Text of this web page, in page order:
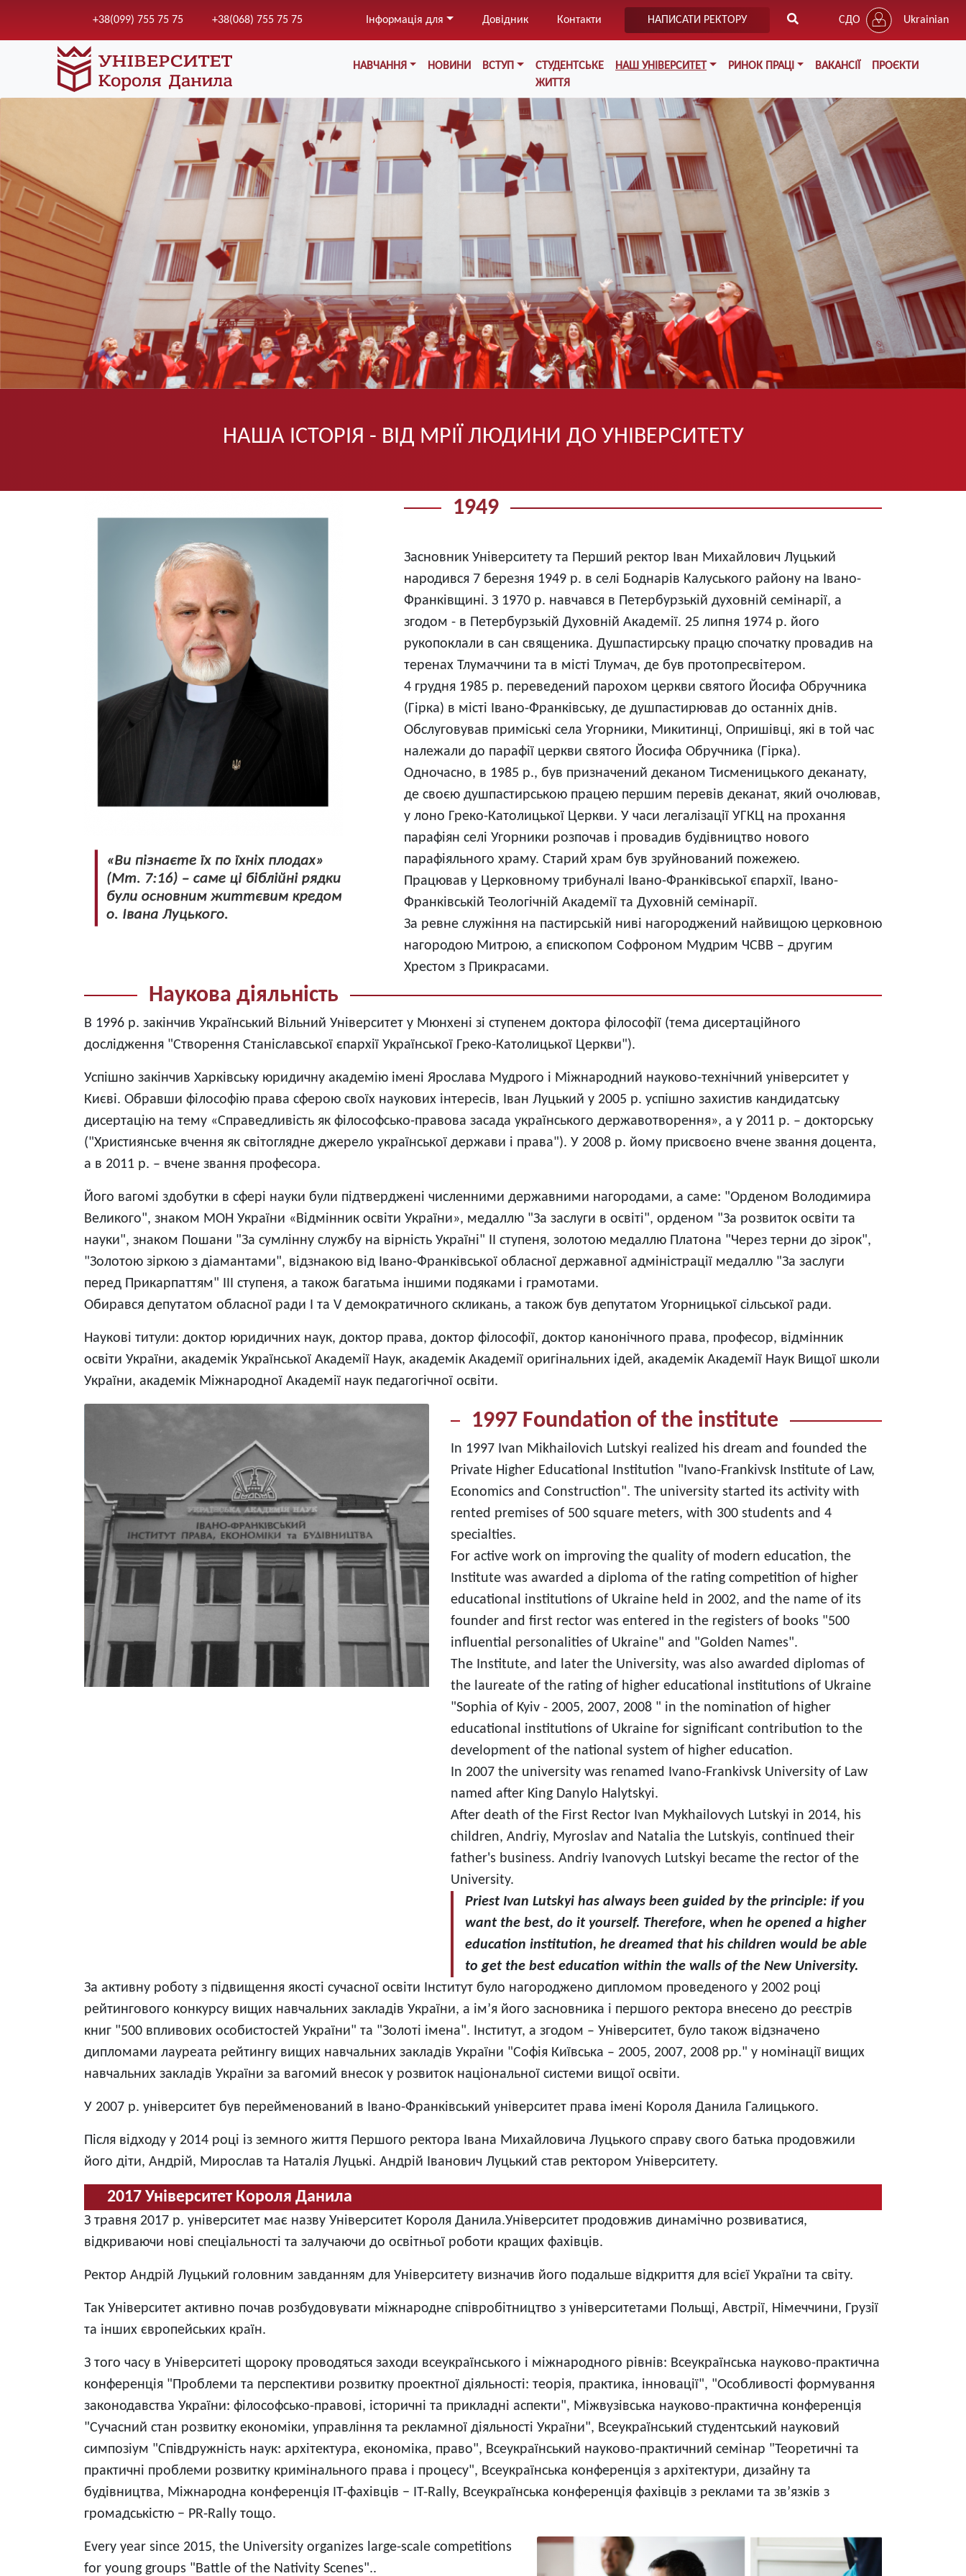
до
основного
вмісту
+38(099) 755 75 75 +38(068) 755 75 75 Інформація для Довідник Контакти НАПИСАТИ РЕКТОРУ СДО Ukrainian
Меню у хедері
НАВЧАННЯ НОВИНИ ВСТУП
СТУДЕНТСЬКЕ
ЖИТТЯ
НАШ УНІВЕРСИТЕТ РИНОК ПРАЦІ ВАКАНСІЇ ПРОЄКТИ
НАША ІСТОРІЯ - ВІД МРІЇ ЛЮДИНИ ДО УНІВЕРСИТЕТУ
Image
1949
Засновник Університету та Перший ректор Іван Михайлович Луцький
народився 7 березня 1949 р. в селі Боднарів Калуського району на Івано-
Франківщині. З 1970 р. навчався в Петербурзькій духовній семінарії, а
згодом - в Петербурзькій Духовній Академії. 25 липня 1974 р. його
рукопоклали в сан священика. Душпастирську працю спочатку провадив на
теренах Тлумаччини та в місті Тлумач, де був протопресвітером.
4 грудня 1985 р. переведений парохом церкви святого Йосифа Обручника
(Гірка) в місті Івано-Франківську, де душпастирював до останніх днів.
Обслуговував приміські села Угорники, Микитинці, Опришівці, які в той час
належали до парафії церкви святого Йосифа Обручника (Гірка).
Одночасно, в 1985 р., був призначений деканом Тисменицького деканату,
де своєю душпастирською працею першим перевів деканат, який очолював,
у лоно Греко-Католицької Церкви. У часи легалізації УГКЦ на прохання
парафіян селі Угорники розпочав і провадив будівництво нового
парафіяльного храму. Старий храм був зруйнований пожежею.
Працював у Церковному трибуналі Івано-Франківської єпархії, Івано-
Франківській Теологічній Академії та Духовній семінарії.
За ревне служіння на пастирській ниві нагороджений найвищою церковною
нагородою Митрою, а єпископом Софроном Мудрим ЧСВВ – другим
Хрестом з Прикрасами.
Наукова діяльність
В 1996 р. закінчив Український Вільний Університет у Мюнхені зі ступенем доктора філософії (тема дисертаційного
дослідження "Створення Станіславської єпархії Української Греко-Католицької Церкви").
Успішно закінчив Харківську юридичну академію імені Ярослава Мудрого і Міжнародний науково-технічний університет у
Києві. Обравши філософію права сферою своїх наукових інтересів, Іван Луцький у 2005 р. успішно захистив кандидатську
дисертацію на тему «Справедливість як філософсько-правова засада українського державотворення», а у 2011 р. – докторську
("Християнське вчення як світоглядне джерело української держави і права"). У 2008 р. йому присвоєно вчене звання доцента,
а в 2011 р. – вчене звання професора.
Його вагомі здобутки в сфері науки були підтверджені численними державними нагородами, а саме: "Орденом Володимира
Великого", знаком МОН України «Відмінник освіти України», медаллю "За заслуги в освіті", орденом "За розвиток освіти та
науки", знаком Пошани "За сумлінну службу на вірність Україні" II ступеня, золотою медаллю Платона "Через терни до зірок",
"Золотою зіркою з діамантами", відзнакою від Івано-Франківської обласної державної адміністрації медаллю "За заслуги
перед Прикарпаттям" ІІІ ступеня, а також багатьма іншими подяками і грамотами.
Обирався депутатом обласної ради І та V демократичного скликань, а також був депутатом Угорницької сільської ради.
Наукові титули: доктор юридичних наук, доктор права, доктор філософії, доктор канонічного права, професор, відмінник
освіти України, академік Української Академії Наук, академік Академії оригінальних ідей, академік Академії Наук Вищої школи
України, академік Міжнародної Академії наук педагогічної освіти.
1997 Foundation of the institute
In 1997 Ivan Mikhailovich Lutskyi realized his dream and founded the
Private Higher Educational Institution "Ivano-Frankivsk Institute of Law,
Economics and Construction". The university started its activity with
rented premises of 500 square meters, with 300 students and 4
specialties.
For active work on improving the quality of modern education, the
Institute was awarded a diploma of the rating competition of higher
educational institutions of Ukraine held in 2002, and the name of its
founder and first rector was entered in the registers of books "500
influential personalities of Ukraine" and "Golden Names".
The Institute, and later the University, was also awarded diplomas of
the laureate of the rating of higher educational institutions of Ukraine
"Sophia of Kyiv - 2005, 2007, 2008 " in the nomination of higher
educational institutions of Ukraine for significant contribution to the
development of the national system of higher education.
In 2007 the university was renamed Ivano-Frankivsk University of Law
named after King Danylo Halytskyi.
After death of the First Rector Ivan Mykhailovych Lutskyi in 2014, his
children, Andriy, Myroslav and Natalia the Lutskyis, continued their
father's business. Andriy Ivanovych Lutskyi became the rector of the
University.
Priest Ivan Lutskyi has always been guided by the principle: if you
want the best, do it yourself. Therefore, when he opened a higher
education institution, he dreamed that his children would be able
to get the best education within the walls of the New University.
За активну роботу з підвищення якості сучасної освіти Інститут було нагороджено дипломом проведеного у 2002 році
рейтингового конкурсу вищих навчальних закладів України, а ім’я його засновника і першого ректора внесено до реєстрів
книг "500 впливових особистостей України" та "Золоті імена". Інститут, а згодом – Університет, було також відзначено
дипломами лауреата рейтингу вищих навчальних закладів України "Софія Київська – 2005, 2007, 2008 рр." у номінації вищих
навчальних закладів України за вагомий внесок у розвиток національної системи вищої освіти.
У 2007 р. університет був перейменований в Івано-Франківський університет права імені Короля Данила Галицького.
Після відходу у 2014 році із земного життя Першого ректора Івана Михайловича Луцького справу свого батька продовжили
його діти, Андрій, Мирослав та Наталія Луцькі. Андрій Іванович Луцький став ректором Університету.
2017 Університет Короля Данила
З травня 2017 р. університет має назву Університет Короля Данила.Університет продовжив динамічно розвиватися,
відкриваючи нові спеціальності та залучаючи до освітньої роботи кращих фахівців.
Ректор Андрій Луцький головним завданням для Університету визначив його подальше відкриття для всієї України та світу.
Так Університет активно почав розбудовувати міжнародне співробітництво з університетами Польщі, Австрії, Німеччини, Грузії
та інших європейських країн.
З того часу в Університеті щороку проводяться заходи всеукраїнського і міжнародного рівнів: Всеукраїнська науково-практична
конференція "Проблеми та перспективи розвитку проектної діяльності: теорія, практика, інновації", "Особливості формування
законодавства України: філософсько-правові, історичні та прикладні аспекти", Міжвузівська науково-практична конференція
"Сучасний стан розвитку економіки, управління та рекламної діяльності України", Всеукраїнський студентський науковий
симпозіум "Співдружність наук: архітектура, економіка, право", Всеукраїнський науково-практичний семінар "Теоретичні та
практичні проблеми розвитку кримінального права і процесу", Всеукраїнська конференція з архітектури, дизайну та
будівництва, Міжнародна конференція ІТ-фахівців − ІТ-Rally, Всеукраїнська конференція фахівців з реклами та зв’язків з
громадськістю − PR-Rally тощо.
Every year since 2015, the University organizes large-scale competitions
for young groups "Battle of the Nativity Scenes"..
Image